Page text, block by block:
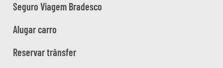
Seguro Viagem Bradesco
Alugar carro
Reservar trânsfer